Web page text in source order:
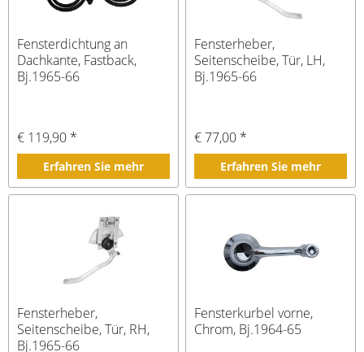
Fensterdichtung an
Dachkante, Fastback,
Bj.1965-66
€ 119,90 *
Erfahren Sie mehr
Fensterheber,
Seitenscheibe, Tür, LH,
Bj.1965-66
€ 77,00 *
Erfahren Sie mehr
Fensterheber,
Seitenscheibe, Tür, RH,
Bj.1965-66
Fensterkurbel vorne,
Chrom, Bj.1964-65